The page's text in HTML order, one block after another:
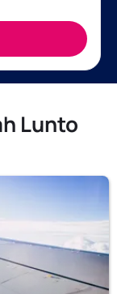
Lunto